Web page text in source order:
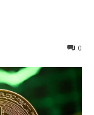
0